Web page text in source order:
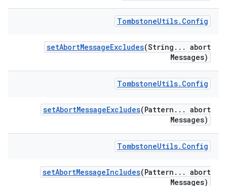
TombstoneUtils. Config
setAbortMessageExcludes(String . . . abort
Messages)
TombstoneUtils. Config
setAbortMessageExcludes(Pattern . . . abort
Messages)
TombstoneUtils. Config
setAbortMessageIncludes(Pattern . . . abort
Messages)